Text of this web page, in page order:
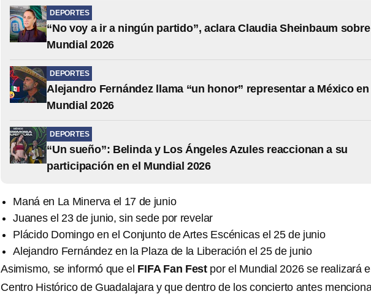
DEPORTES
“No voy a ir a ningún partido”, aclara Claudia Sheinbaum
Mundial 2026
DEPORTES
Alejandro Fernández llama “un honor” representar a México en
Mundial 2026
DEPORTES
“Un sueño”: Belinda y Los Ángeles Azules reaccionan a su
participación en el Mundial 2026
Maná en La Minerva el 17 de junio
Juanes el 23 de junio, sin sede por revelar
Plácido Domingo en el Conjunto de Artes Escénicas el 25 de junio
Alejandro Fernández en la Plaza de la Liberación el 25 de junio
Asimismo, se informó que el FIFA Fan Fest por el Mundial 2026 se realizará
Centro Histórico de Guadalajara y que dentro de los concierto antes